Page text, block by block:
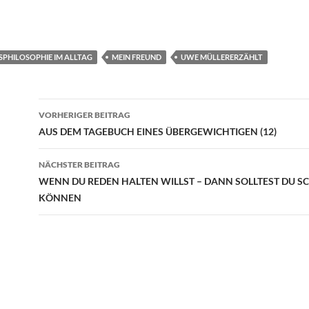
IM ALLTAG MEIN FREUND UWE MÜLLERERZÄHLT
Beitragsnavigation
VORHERIGER BEITRAG
AUS DEM TAGEBUCH EINES ÜBERGEWICHTIGEN (12)
NÄCHSTER BEITRAG
WENN DU REDEN HALTEN WILLST – DANN SOLLTEST DU
KÖNNEN